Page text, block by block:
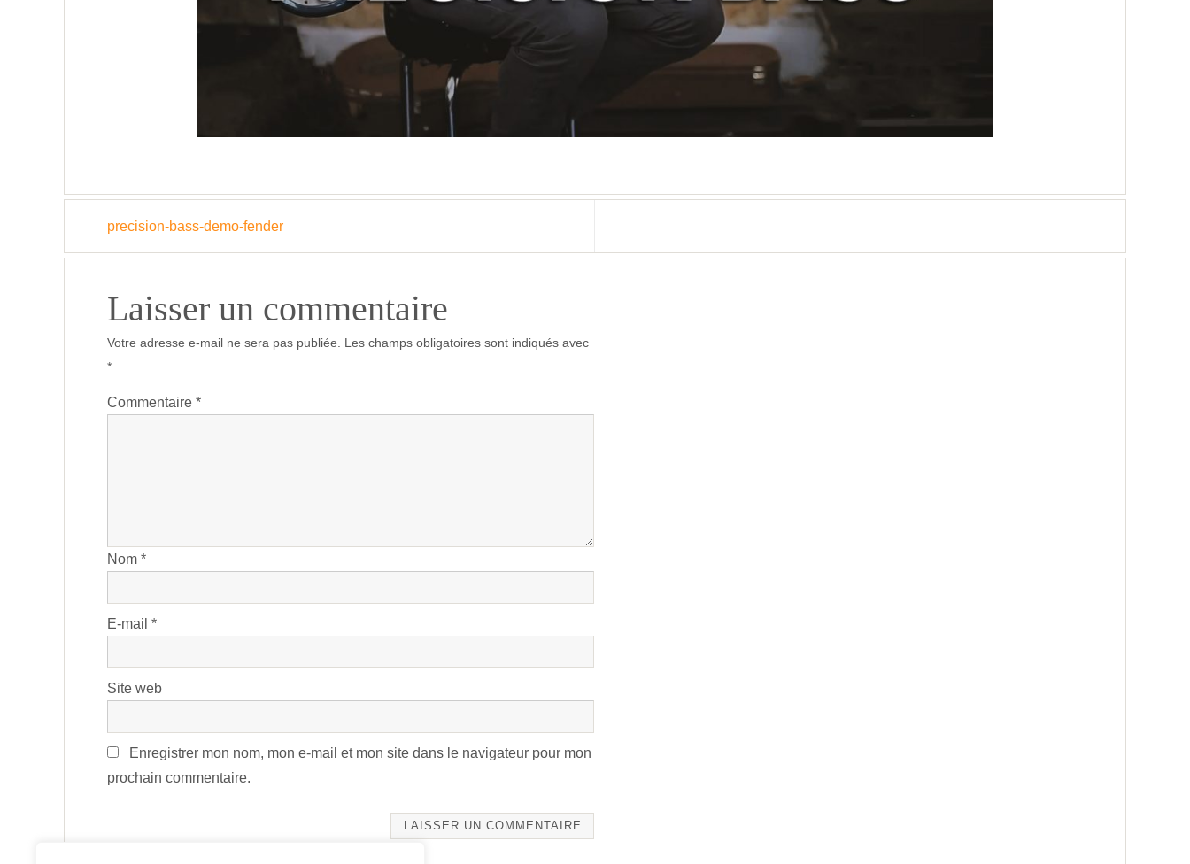
precision-bass-demo-fender
Laisser un commentaire
Votre adresse e-mail ne sera pas publiée.
Les champs obligatoires sont indiqués avec
*
Commentaire *
Nom *
E-mail *
Site web
Enregistrer mon nom, mon e-mail et mon site dans le navigateur pour mon
prochain commentaire.